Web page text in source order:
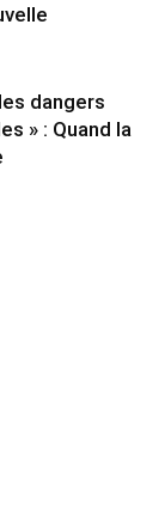
dangers
» : Quand la